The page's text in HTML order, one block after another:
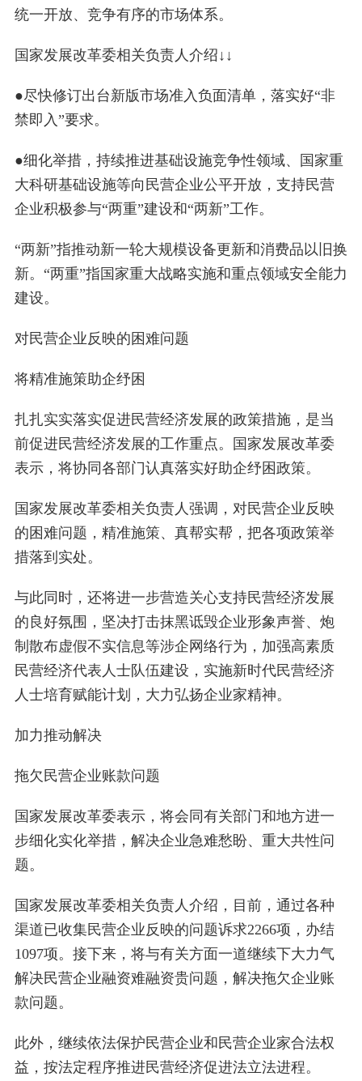
统一开放、竞争有序的市场体系。
国家发展改革委相关负责人介绍↓↓
●尽快修订出台新版市场准入负面清单，落实好“非
禁即入”要求。
●细化举措，持续推进基础设施竞争性领域、国家重
大科研基础设施等向民营企业公平开放，支持民营
企业积极参与“两重”建设和“两新”工作。
“两新”指推动新一轮大规模设备更新和消费品以旧换
新。“两重”指国家重大战略实施和重点领域安全能力
建设。
对民营企业反映的困难问题
将精准施策助企纾困
扎扎实实落实促进民营经济发展的政策措施，是当
前促进民营经济发展的工作重点。国家发展改革委
表示，将协同各部门认真落实好助企纾困政策。
国家发展改革委相关负责人强调，对民营企业反映
的困难问题，精准施策、真帮实帮，把各项政策举
措落到实处。
与此同时，还将进一步营造关心支持民营经济发展
的良好氛围，坚决打击抹黑诋毁企业形象声誉、炮
制散布虚假不实信息等涉企网络行为，加强高素质
民营经济代表人士队伍建设，实施新时代民营经济
人士培育赋能计划，大力弘扬企业家精神。
加力推动解决
拖欠民营企业账款问题
国家发展改革委表示，将会同有关部门和地方进一
步细化实化举措，解决企业急难愁盼、重大共性问
题。
国家发展改革委相关负责人介绍，目前，通过各种
渠道已收集民营企业反映的问题诉求2266项，办结
1097项。接下来，将与有关方面一道继续下大力气
解决民营企业融资难融资贵问题，解决拖欠企业账
款问题。
此外，继续依法保护民营企业和民营企业家合法权
益，按法定程序推进民营经济促进法立法进程。